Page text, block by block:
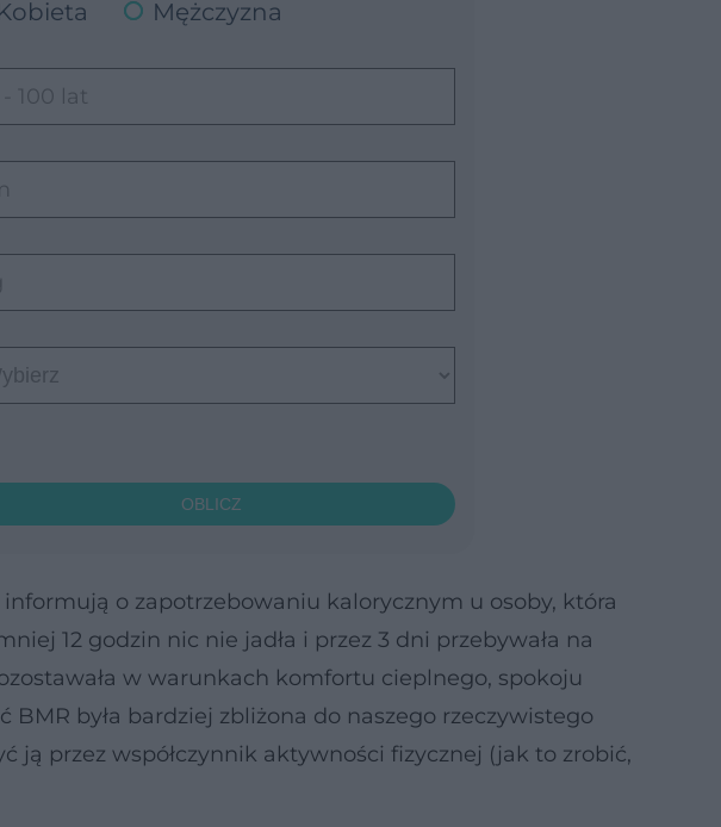
Mężczyzna
- 100 lat
OBLICZ
o zapotrzebowaniu kalorycznym u osoby, która
12 godzin nic nie jadła i przez 3 dni przebywała na
w warunkach komfortu cieplnego, spokoju
była bardziej zbliżona do naszego rzeczywistego
ją przez współczynnik aktywności fizycznej (jak to zrobić,